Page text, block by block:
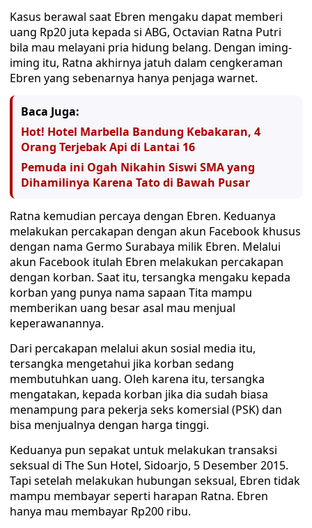
Kasus berawal saat Ebren mengaku dapat memberi
uang Rp20 juta kepada si ABG, Octavian Ratna Putri
bila mau melayani pria hidung belang. Dengan iming-
iming itu, Ratna akhirnya jatuh dalam cengkeraman
Ebren yang sebenarnya hanya penjaga warnet.
Baca Juga:
Hot! Hotel Marbella Bandung Kebakaran, 4
Orang Terjebak Api di Lantai 16
Pemuda ini Ogah Nikahin Siswi SMA yang
Dihamilinya Karena Tato di Bawah Pusar
Ratna kemudian percaya dengan Ebren. Keduanya
melakukan percakapan dengan akun Facebook khusus
dengan nama Germo Surabaya milik Ebren. Melalui
akun Facebook itulah Ebren melakukan percakapan
dengan korban. Saat itu, tersangka mengaku kepada
korban yang punya nama sapaan Tita mampu
memberikan uang besar asal mau menjual
keperawanannya.
Dari percakapan melalui akun sosial media itu,
tersangka mengetahui jika korban sedang
membutuhkan uang. Oleh karena itu, tersangka
mengatakan, kepada korban jika dia sudah biasa
menampung para pekerja seks komersial (PSK) dan
bisa menjualnya dengan harga tinggi.
Keduanya pun sepakat untuk melakukan transaksi
seksual di The Sun Hotel, Sidoarjo, 5 Desember 2015.
Tapi setelah melakukan hubungan seksual, Ebren tidak
mampu membayar seperti harapan Ratna. Ebren
hanya mau membayar Rp200 ribu.